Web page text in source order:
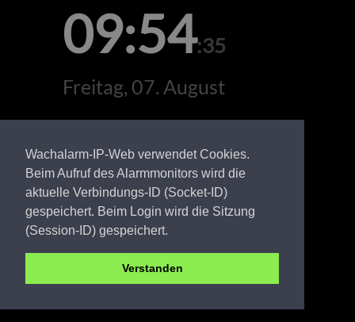
Wachalarm-IP-Web verwendet Cookies.
Beim Aufruf des Alarmmonitors wird die
aktuelle Verbindungs-ID (Socket-ID)
gespeichert. Beim Login wird die Sitzung
(Session-ID) gespeichert.
Verstanden
09:54:35
Freitag, 07. August
PR FW Düpow